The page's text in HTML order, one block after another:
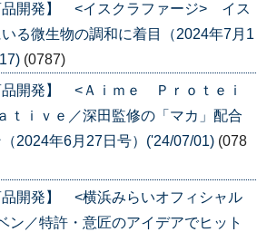
品開発】 <イスクラファージ> イス
る微生物の調和に着目（2024年7月1
(0787)
開発】 <Ａｉｍｅ Ｐｒｏｔｅｉ
ｔｉｖｅ／深田監修の「マカ」配合
2024年6月27日号）('24/07/01) (078
開発】 <横浜みらいオフィシャル
／特許・意匠のアイデアでヒット